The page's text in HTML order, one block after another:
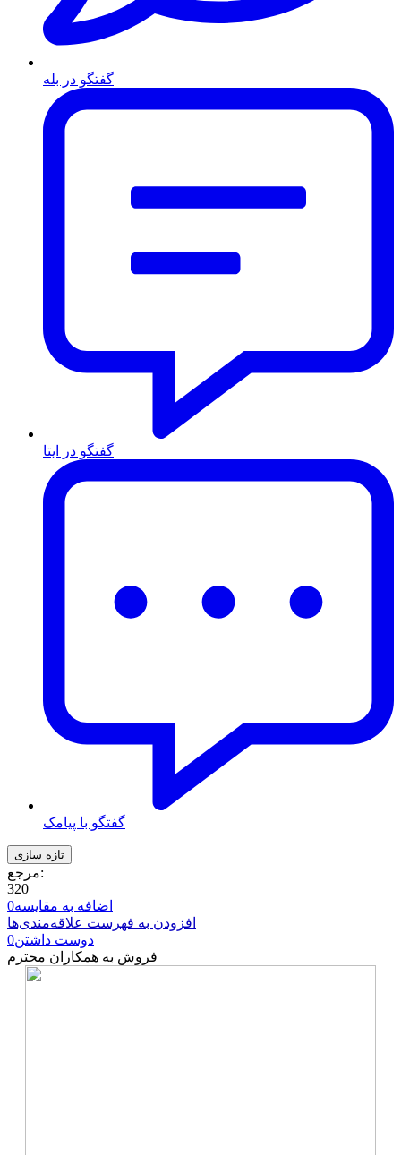
گفتگو در بله
گفتگو در ایتا
گفتگو با پیامک
مرجع:
320
اضافه به مقایسه0
افزودن به فهرست علاقه‌مندی‌ها
دوست داشتن0
فروش به همکاران محترم